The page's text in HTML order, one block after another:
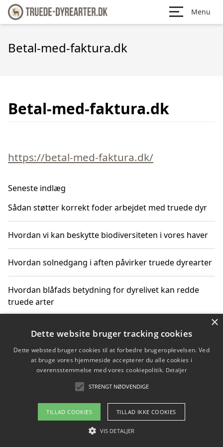
Menu
Betal-med-faktura.dk
Betal-med-faktura.dk
https://betal-med-faktura.dk/
Seneste indlæg
Sådan støtter korrekt foder arbejdet med truede dyr
Hvordan vi kan beskytte biodiversiteten i vores haver
Hvordan solnedgang i aften påvirker truede dyrearter
Hvordan blåfads betydning for dyrelivet kan redde
truede arter
Hvordan kan gaver til unge voksne støtte bevarelsen
Copyright 2026 - Pilanto Aps
Om / kontakt
Blog Betingelser
×
Dette website bruger tracking cookies
Dette websted bruger cookies til at forbedre brugeroplevelsen. Ved
at bruge vores hjemmeside accepterer du alle cookies i
overensstemmelse med vores cookiepolitik. Detaljer
STRENGT NØDVENDIGE
TILLAD COOKIES TILLAD IKKE COOKIES
VIS DETALJER